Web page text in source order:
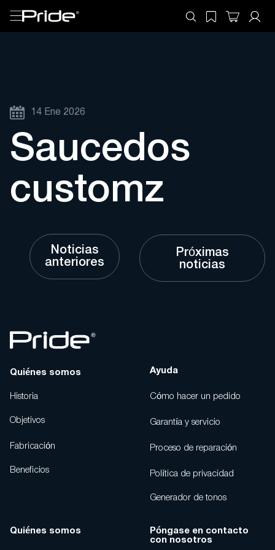
14 Ene 2026
Saucedos
customz
Noticias
anteriores
Próximas
noticias
Quiénes somos
Historia
Objetivos
Fabricación
Beneficios
Ayuda
Cómo hacer un pedido
Garantía y servicio
Proceso de reparación
Política de privacidad
Generador de tonos
Quiénes somos
Póngase en contacto
con nosotros